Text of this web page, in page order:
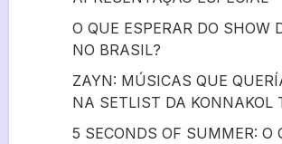
O QUE ESPERAR DO SHOW
NO BRASIL?
ZAYN: MÚSICAS QUE
NA SETLIST DA KONNAKOL
5 SECONDS OF SUMMER: O